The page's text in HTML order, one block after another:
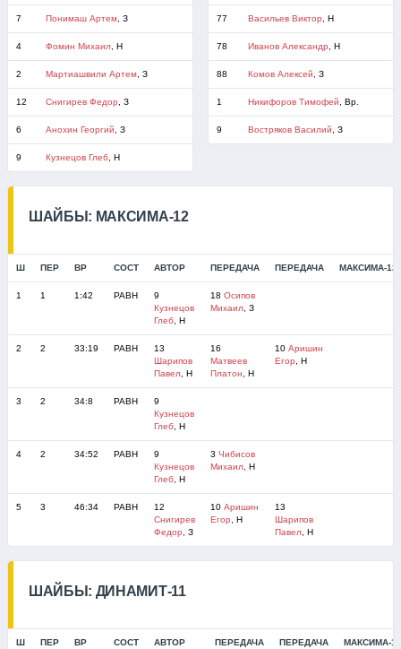
7 Понимаш Артем, З
4 Фомин Михаил, Н
2 Мартиашвили Артем, З
12 Снигирев Федор , З
6 Анохин Георгий , З
9 Кузнецов Глеб, Н
77 Васильев Виктор , Н
78 Иванов Александр , Н
88 Комов Алексей , З
1 Никифоров Тимофей , Вр.
9 Востряков Василий , З
ШАЙБЫ: МАКСИМА-12
Ш ПЕР ВР СОСТ АВТОР ПЕРЕДАЧА ПЕРЕДАЧА МАКСИМА-12
1 1 1:42 РАВН
9
Кузнецов
Глеб, Н
18 Осипов
Михаил, З
2 2 33:19 РАВН
13
Шарипов
Павел, Н
16
Матвеев
Платон , Н
10 Аришин
Егор , Н
3 2 34:8 РАВН
9
Кузнецов
Глеб, Н
4 2 34:52 РАВН
9
Кузнецов
Глеб, Н
3 Чибисов
Михаил, Н
5 3 46:34 РАВН
12
Снигирев
Федор , З
10 Аришин
Егор , Н
13
Шарипов
Павел, Н
ШАЙБЫ: ДИНАМИТ-11
Ш ПЕР ВР СОСТ АВТОР ПЕРЕДАЧА ПЕРЕДАЧА МАКСИМА-12